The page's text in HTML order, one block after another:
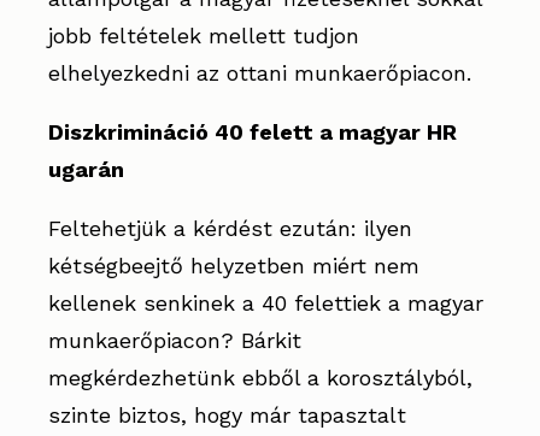
jobb feltételek mellett tudjon
elhelyezkedni az ottani munkaerőpiacon.
Diszkrimináció 40 felett a magyar HR
ugarán
Feltehetjük a kérdést ezután: ilyen
kétségbeejtő helyzetben miért nem
kellenek senkinek a 40 felettiek a magyar
munkaerőpiacon? Bárkit
megkérdezhetünk ebből a korosztályból,
szinte biztos, hogy már tapasztalt